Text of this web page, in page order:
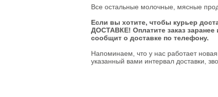
Люля-кебаб
Цыпленок корнишон
Полуфабрикаты
замороженные
Все остальные молочные, мясные
Если вы хотите, чтобы курьер
ДОСТАВКЕ! Оплатите заказ заранее
сообщит о доставке по телефону.
Напоминаем, что у нас работает
указанный вами интервал доставки,